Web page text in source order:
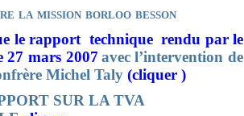
la mission borloo besson
le rapport technique rendu par le
27 mars 2007 avec l’intervention de
Michel Taly (cliquer )
SUR LA TVA